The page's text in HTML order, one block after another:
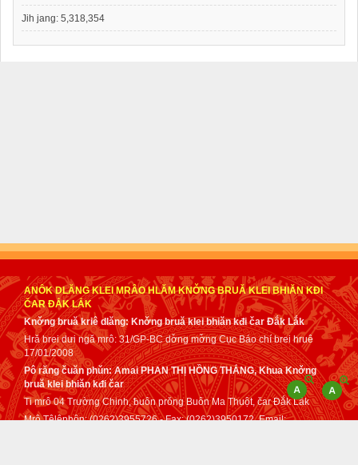
Jih jang: 5,318,354
ANÔK DLĂNG KLEI MRÂO HLĂM KNƠ̌NG BRUǍ KLEI BHIĂN KĐI
ČAR ĐẮK LẮK
Knơ̌ng bruă kriê dlăng: Knơ̌ng bruă klei bhiăn kđi čar Đắk Lắk
Hră brei dưi ngă mrô: 31/GP-BC dơ̌ng mơ̌ng Cục Báo chí brei hruê
17/01/2008
Pô răng čuăn phǔn: Amai PHAN THỊ HỒNG THẮNG, Khua Knơ̌ng
bruă klei bhiăn kđi čar
Ti mrô 04 Trường Chinh, ƀuôn prǒng Buôn Ma Thuột, čar Đắk Lắk
Mrô Têlêphôn: (0262)3955726 - Fax: (0262)3950172. Email: